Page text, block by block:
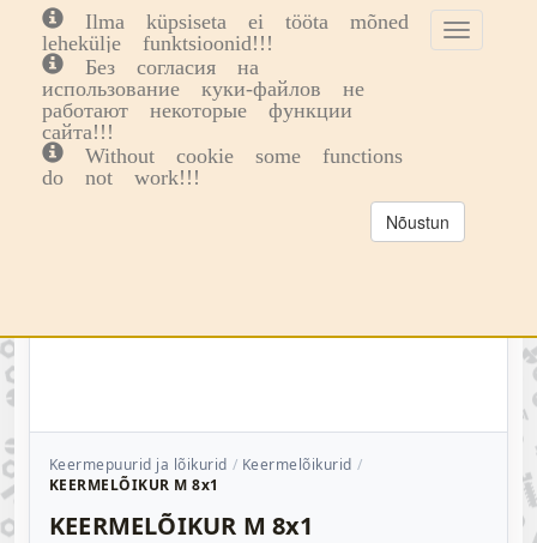
Ilma küpsiseta ei tööta mõned
lehekülje funktsioonid!!!
Без согласия на
использование куки-файлов не
работают некоторые функции
сайта!!!
Without cookie some functions
do not work!!!
Toggle
cookie
Nõustun
Keermepuurid ja lõikurid
Keermelõikurid
KEERMELÕIKUR M 8x1
KEERMELÕIKUR M 8x1